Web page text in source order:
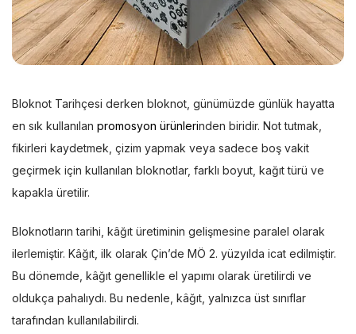
Bloknot Tarihçesi derken bloknot, günümüzde günlük hayatta
en sık kullanılan promosyon ürünlerinden biridir. Not tutmak,
fikirleri kaydetmek, çizim yapmak veya sadece boş vakit
geçirmek için kullanılan bloknotlar, farklı boyut, kağıt türü ve
kapakla üretilir.
Bloknotların tarihi, kâğıt üretiminin gelişmesine paralel olarak
ilerlemiştir. Kâğıt, ilk olarak Çin’de MÖ 2. yüzyılda icat edilmiştir.
Bu dönemde, kâğıt genellikle el yapımı olarak üretilirdi ve
oldukça pahalıydı. Bu nedenle, kâğıt, yalnızca üst sınıflar
tarafından kullanılabilirdi.